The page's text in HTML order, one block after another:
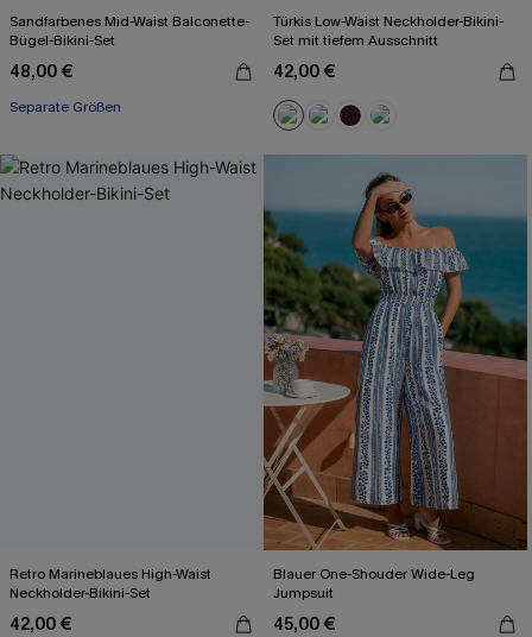
Sandfarbenes Mid-Waist Balconette-
Bügel-Bikini-Set
48,00 €
Separate Größen
Türkis Low-Waist Neckholder-Bikini-
Set mit tiefem Ausschnitt
42,00 €
Retro Marineblaues High-Waist
Neckholder-Bikini-Set
42,00 €
Blauer One-Shouder Wide-Leg
Jumpsuit
45,00 €